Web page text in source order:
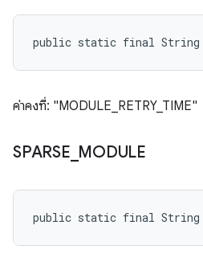
public static final String
ค่าคงที่: "MODULE_RETRY_TIME"
SPARSE MODULE
public static final String